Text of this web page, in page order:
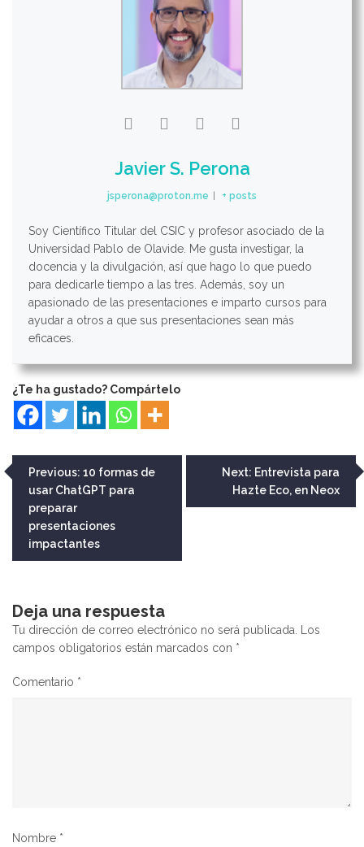
Javier S. Perona
jsperona@proton.me | + posts
Soy Científico Titular del CSIC y profesor asociado de la
Universidad Pablo de Olavide. Me gusta investigar, la
docencia y la divulgación, así que hago lo que puedo
para dedicarle tiempo a las tres. Además, soy un
apasionado de las presentaciones e imparto cursos para
ayudar a otros a que sus presentaciones sean más
eficaces.
¿Te ha gustado? Compártelo
Navegación
de
entradas
Previous: 10 formas de
usar ChatGPT para
preparar
presentaciones
impactantes
Next: Entrevista para
Hazte Eco, en Neox
Deja una respuesta
Tu dirección de correo electrónico no será publicada.
Los
campos obligatorios están marcados con *
Comentario *
Nombre *